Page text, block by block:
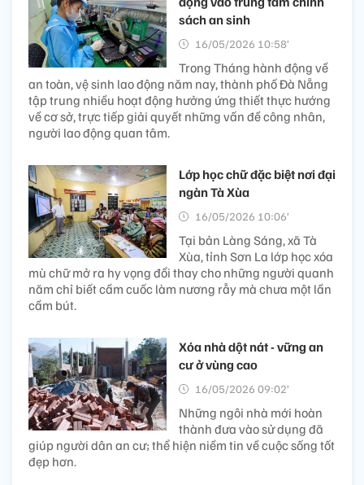
sách an sinh
16/05/2026 10:58’
Trong Tháng hành động về
an toàn, vệ sinh lao động năm nay, thành phố Đà Nẵng
tập trung nhiều hoạt động hưởng ứng thiết thực hướng
về cơ sở, trực tiếp giải quyết những vấn đề công nhân,
người lao động quan tâm.
Lớp học chữ đặc biệt nơi đại
ngàn Tà Xùa
16/05/2026 10:06’
Tại bản Làng Sáng, xã Tà
Xùa, tỉnh Sơn La lớp học xóa
mù chữ mở ra hy vọng đổi thay cho những người quanh
năm chỉ biết cầm cuốc làm nương rẫy mà chưa một lần
cầm bút.
Xóa nhà dột nát - vững an
cư ở vùng cao
16/05/2026 09:02’
Những ngôi nhà mới hoàn
thành đưa vào sử dụng đã
giúp người dân an cư; thể hiện niềm tin về cuộc sống tốt
đẹp hơn.